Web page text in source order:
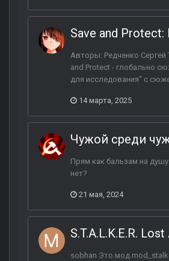
Save and Protect:
Авторы: Редченко Сергей
and Protect - глобально
для исследования" с
14 марта, 2025
Чужой среди
Прям как бальзам на
нет?
21 мая, 2024
S.T.A.L.K.E.R.
sobhan Это мод